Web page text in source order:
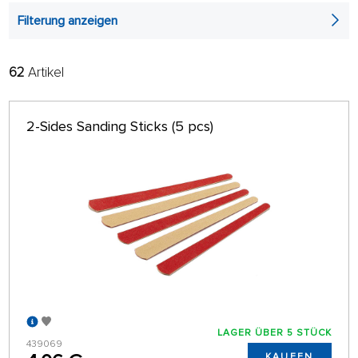
Filterung anzeigen
FILTER:
ALPHABETISCH
64 AUF SEITE
62 Artikel
2-Sides Sanding Sticks (5 pcs)
439069
LAGER ÜBER 5 STÜCK